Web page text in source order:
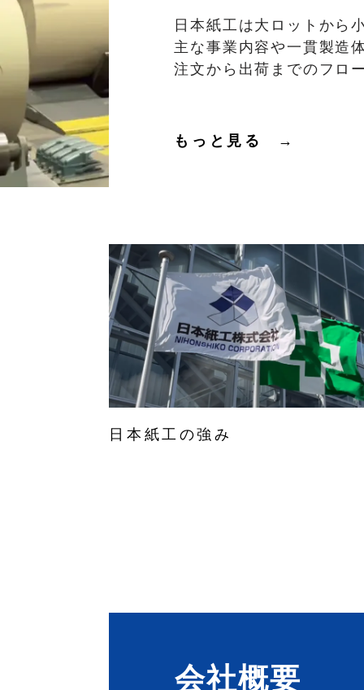
日本紙工は大ロットから
主な事業内容や一貫製造
注文から出荷までのフロ
もっと見る
日本紙工の強み
会社概要